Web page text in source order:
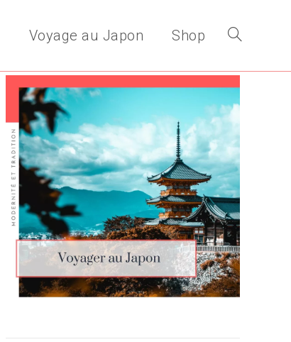
Voyage au Japon Shop Toggle
website
search